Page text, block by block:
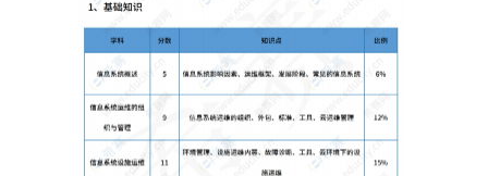
信息系统运行管理员高频真题精选】
半年信息系统运行管理员案例简答合集】
年上半年信息系统运行管理员易混淆知识点】
26年上半年信息系统运行管理员考点自查清单】